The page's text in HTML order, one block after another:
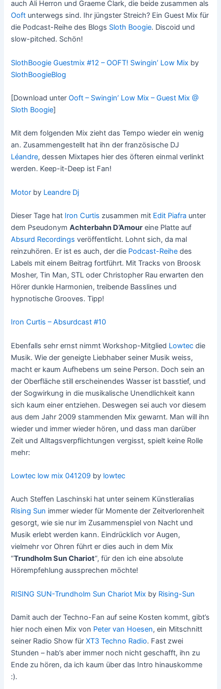
auch Ali Herron und Graeme Clark, die beide zusammen als
Ooft unterwegs sind. Ihr jüngster Streich? Ein Guest Mix für
die Podcast-Reihe des Blogs Sloth Boogie. Discoid und
slow-pitched. Schön!
SlothBoogie Guestmix #12 – OOFT! Swingin’ Low Mix by
SlothBoogieBlog
[Download unterOoft – Swingin’ Low Mix – Guest Mix @
Sloth Boogie]
Mit dem folgenden Mix zieht das Tempo wieder ein wenig
an. Zusammengestellt hat ihn der französische DJ
Léandre, dessen Mixtapes hier des öfteren einmal verlinkt
werden. Keep-it-Deep ist Fan!
Motor by Leandre Dj
Dieser Tage hat Iron Curtis zusammen mit Edit Piafra unter
dem PseudonymAchterbahn D’Amour eine Platte auf
Absurd Recordings veröffentlicht. Lohnt sich, da mal
reinzuhören. Er ist es auch, der die Podcast-Reihe des
Labels mit einem Beitrag fortführt. Mit Tracks von Broosk
Mosher, Tin Man, STL oder Christopher Rau erwarten den
Hörer dunkle Harmonien, treibende Basslines und
hypnotische Grooves. Tipp!
Iron Curtis – Absurdcast #10
Ebenfalls sehr ernst nimmt Workshop-Mitglied Lowtec die
Musik. Wie der geneigte Liebhaber seiner Musik weiss,
macht er kaum Aufhebens um seine Person. Doch sein an
der Oberfläche still erscheinendes Wasser ist basstief, und
der Sogwirkung in die musikalische Unendlichkeit kann
sich kaum einer entziehen. Deswegen sei auch vor diesem
aus dem Jahr 2009 stammenden Mix gewarnt. Man will ihn
wieder und immer wieder hören, und dass man darüber
Zeit und Alltagsverpflichtungen vergisst, spielt keine Rolle
mehr:
Lowtec low mix 041209 by lowtec
Auch Steffen Laschinski hat unter seinem Künstleralias
Rising Sun immer wieder für Momente der Zeitverlorenheit
gesorgt, wie sie nur im Zusammenspiel von Nacht und
Musik erlebt werden kann. Eindrücklich vor Augen,
vielmehr vor Ohren führt er dies auch in dem Mix
“Trundholm Sun Chariot“, für den ich eine absolute
Hörempfehlung aussprechen möchte!
RISING SUN-Trundholm Sun Chariot Mix by Rising-Sun
Damit auch der Techno-Fan auf seine Kosten kommt, gibt’s
hier noch einen Mix von Peter van Hoesen, ein Mitschnitt
seiner Radio Show fürXT3 Techno Radio. Fast zwei
Stunden – hab’s aber immer noch nicht geschafft, ihn zu
Ende zu hören, da ich kaum über das Intro hinauskomme
:).